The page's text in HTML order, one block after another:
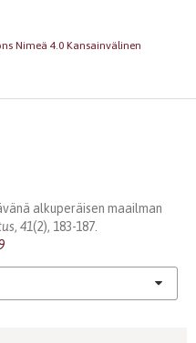
Nimeä 4.0 Kansainvälinen
alkuperäisen maailman
, 41(2), 183-187.